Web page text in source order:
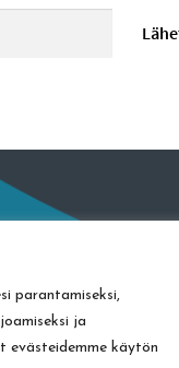
parantamiseksi,
ja
evästeidemme käytön